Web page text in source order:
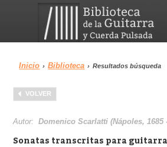
Menu
Biblioteca
Inicio › Biblioteca › Resultados búsqueda
VOLVER
Autor:Domenico Scarlatti (Nápoles, 1685
Sonatas transcritas para guitarra